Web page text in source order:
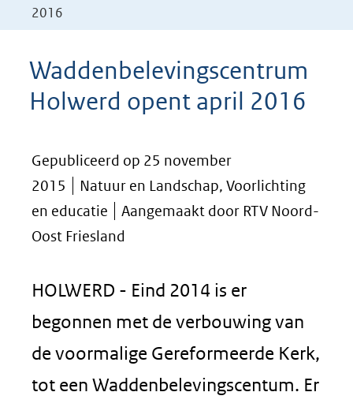
2016
Waddenbelevingscentrum
Holwerd opent april 2016
Gepubliceerd op 25 november
2015
Natuur en Landschap, Voorlichting
en educatie
Aangemaakt door RTV Noord-
Oost Friesland
HOLWERD - Eind 2014 is er
begonnen met de verbouwing van
de voormalige Gereformeerde Kerk,
tot een Waddenbelevingscentum. Er